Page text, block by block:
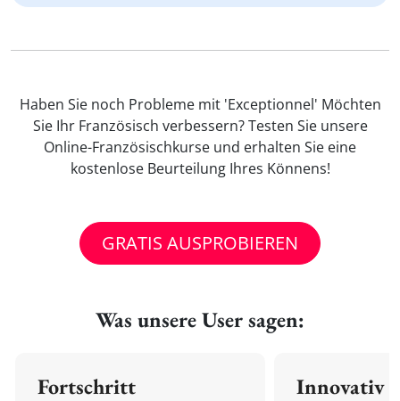
Haben Sie noch Probleme mit 'Exceptionnel' Möchten
Sie Ihr Französisch verbessern? Testen Sie unsere
Online-Französischkurse und erhalten Sie eine
kostenlose Beurteilung Ihres Könnens!
GRATIS AUSPROBIEREN
Was unsere User sagen:
Fortschritt Innovativ